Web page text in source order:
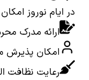
در ایام نوروز
ارائه مدرک
امکان پذیرش
رعایت نظافت